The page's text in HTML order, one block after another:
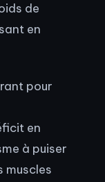
de
en
pour
en
à puiser
muscles